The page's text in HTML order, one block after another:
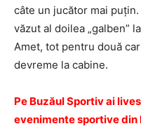
câte un jucător mai
văzut al doilea „galben”
Amet, tot pentru două
devreme la cabine.
Pe Buzăul Sportiv ai
evenimente sportive din